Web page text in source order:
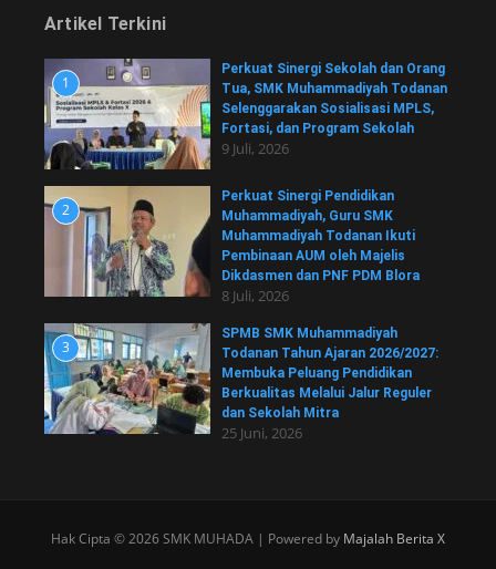
Artikel Terkini
1
Perkuat Sinergi Sekolah dan Orang
Tua, SMK Muhammadiyah Todanan
Selenggarakan Sosialisasi MPLS,
Fortasi, dan Program Sekolah
9 Juli, 2026
2
Perkuat Sinergi Pendidikan
Muhammadiyah, Guru SMK
Muhammadiyah Todanan Ikuti
Pembinaan AUM oleh Majelis
Dikdasmen dan PNF PDM Blora
8 Juli, 2026
3
SPMB SMK Muhammadiyah
Todanan Tahun Ajaran 2026/2027:
Membuka Peluang Pendidikan
Berkualitas Melalui Jalur Reguler
dan Sekolah Mitra
25 Juni, 2026
Hak Cipta © 2026 SMK MUHADA | Powered by Majalah Berita X